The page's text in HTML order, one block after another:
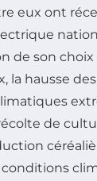
eux ont
de son
la hausse
de